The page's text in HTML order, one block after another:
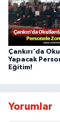
Çankırı'da
Yapacak
Eğitim!
Yorumlar